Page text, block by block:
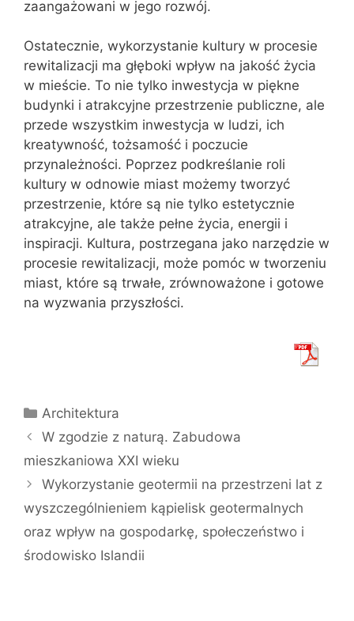
zaangażowani w jego rozwój.
Ostatecznie, wykorzystanie kultury w procesie
rewitalizacji ma głęboki wpływ na jakość życia
w mieście. To nie tylko inwestycja w piękne
budynki i atrakcyjne przestrzenie publiczne, ale
przede wszystkim inwestycja w ludzi, ich
kreatywność, tożsamość i poczucie
przynależności. Poprzez podkreślanie roli
kultury w odnowie miast możemy tworzyć
przestrzenie, które są nie tylko estetycznie
atrakcyjne, ale także pełne życia, energii i
inspiracji. Kultura, postrzegana jako narzędzie w
procesie rewitalizacji, może pomóc w tworzeniu
miast, które są trwałe, zrównoważone i gotowe
na wyzwania przyszłości.
Kategorie
Architektura
W zgodzie z naturą. Zabudowa
mieszkaniowa XXI wieku
Wykorzystanie geotermii na przestrzeni lat z
wyszczególnieniem kąpielisk geotermalnych
oraz wpływ na gospodarkę, społeczeństwo i
środowisko Islandii